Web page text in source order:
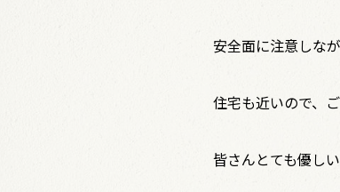
安全面に注意しな
住宅も近いので、
皆さんとても優し